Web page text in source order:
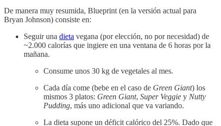
De manera muy resumida, Blueprint (en la versión actual para
Bryan Johnson) consiste en:
Seguir una dieta vegana (por elección, no por necesidad) de
~2.000 calorías que ingiere en una ventana de 6 horas por la
mañana.
Consume unos 30 kg de vegetales al mes.
Cada día come (bebe en el caso de Green Giant) los
mismos 3 platos: Green Giant, Super Veggie y Nutty
Pudding, más uno adicional que va variando.
La dieta supone un déficit calórico del 25%. Dado que